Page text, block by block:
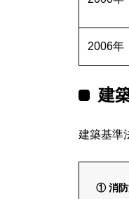
2006年
建
建築基準
① 消防